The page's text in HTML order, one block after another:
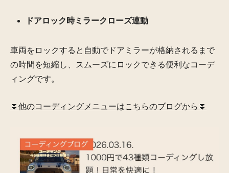
ドアロック時ミラークローズ連動
車両をロックすると自動でドアミラーが格納されるまで
の時間を短縮し、スムーズにロックできる便利なコーデ
ィングです。
⏬他のコーディングメニューはこちらのブログから⏬